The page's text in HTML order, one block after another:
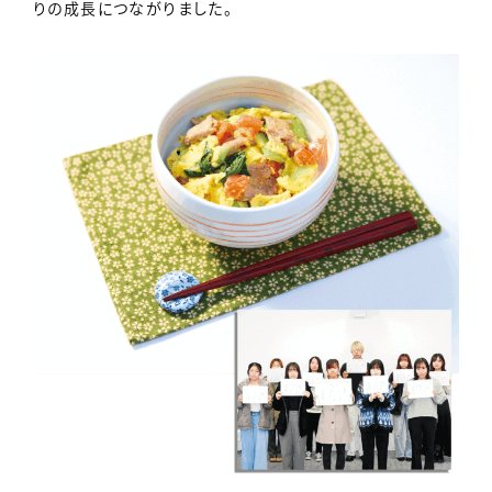
りの成長につながりました。